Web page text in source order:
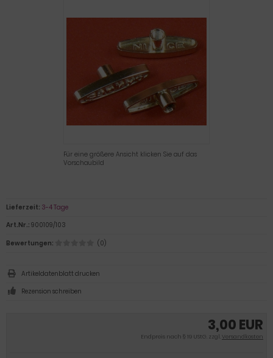
Für eine größere Ansicht klicken Sie auf das
Vorschaubild
3,00 EUR
Endpreis nach § 19 UStG. zzgl.Versandkosten
Lieferzeit: 3-4 Tage
Art.Nr.: 900109/103
Bewertungen:
(0)
Artikeldatenblatt drucken
Rezension schreiben